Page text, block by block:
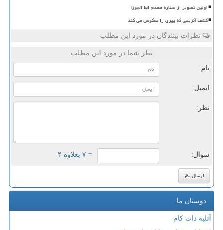
اولین تصویر از ستاره همدم ابط الجوزا
کشف آنزیمی که پیری را معکوس می کند
نظرات بینندگان در مورد این مطلب
نظر شما در مورد این مطلب
نام:
ایمیل:
نظر:
سوال: = ۷ بعلاوه ۴
دوستان ما
آتلیه دات کام